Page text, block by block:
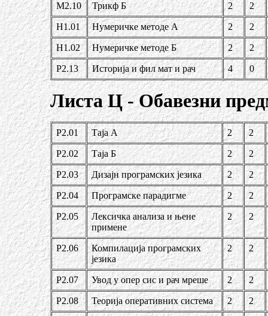
М2.10 Трикф Б 2 2
Н1.01 Нумеричке методе А 2 2
Н1.02 Нумеричкеметоде Б 2 2
Р2.13 Историја и фил мат и рач 4 0
Листа Ц - Обавезни
Р2.01 Таја А 2 2
Р2.02 Таја Б 2 2
Р2.03 Дизајн програмских језика 2 2
Р2.04 Програмске парадигме 2 2
Р2.05
Лексичка анализа и њене
примене
2 2
Р2.06
Компилација програмских
језика
2 2
Р2.07 Увод у опер сис и рач мреше 2 2
Р2.08 Теорија оперативних система 2 2